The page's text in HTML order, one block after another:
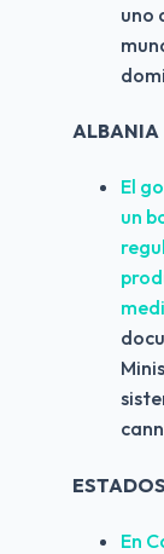
uno
ALBANIA
El
un
En